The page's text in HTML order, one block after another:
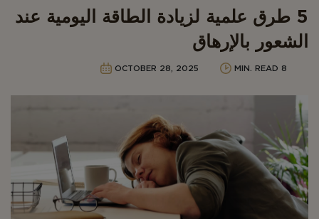
5 طرق علمية لزيادة الطاقة اليومية عند
الشعور بالإرهاق
8 MIN. READ
OCTOBER 28, 2025